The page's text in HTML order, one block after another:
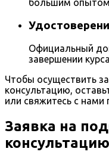
большим
Официальный
завершении
Чтобы осуществить
консультацию,
или свяжитесь с нами
Заявка на
консультацию